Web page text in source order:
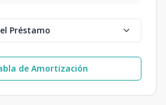
Préstamo
de Amortización